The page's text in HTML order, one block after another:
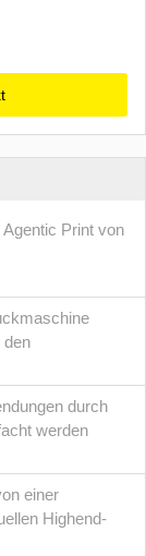
Print von
den
durch
werden
einer
Highend-